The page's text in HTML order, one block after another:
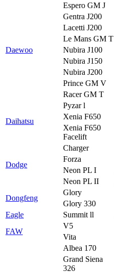
Daewoo
Espero GM J
Gentra J200
Lacetti J200
Le Mans GM T
Nubira J100
Nubira J150
Nubira J200
Prince GM V
Racer GM T
Daihatsu
Pyzar l
Xenia F650
Xenia F650
Facelift
Dodge
Charger
Forza
Neon PL I
Neon PL II
Dongfeng
Glory
Glory 330
Eagle
Summit ll
FAW
V5
Vita
Albea 170
Grand Siena
326